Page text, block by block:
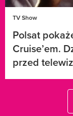
TV Show
Polsat
Cruise’em.
przed